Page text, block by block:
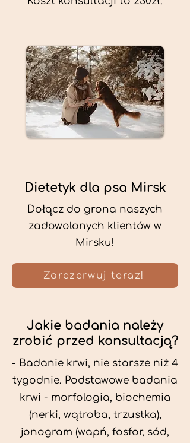
Dietetyk dla psa Mirsk
Dołącz do grona naszych
zadowolonych klientów w
Mirsku!
Zarezerwuj teraz!
Jakie badania należy
zrobić przed konsultacją?
- Badanie krwi, nie starsze niż 4
tygodnie. Podstawowe badania
krwi - morfologia, biochemia
(nerki, wątroba, trzustka),
jonogram (wapń, fosfor, sód,